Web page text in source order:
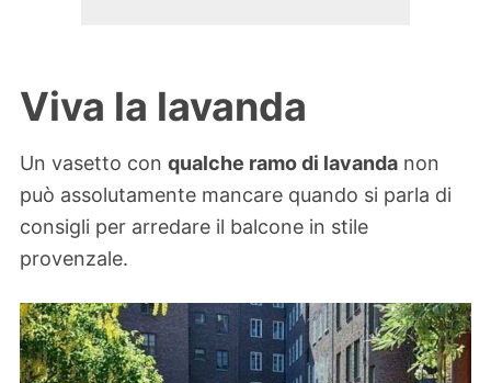
Viva la lavanda
Un vasetto con qualche ramo di lavanda non
può assolutamente mancare quando si parla di
consigli per arredare il balcone in stile
provenzale.